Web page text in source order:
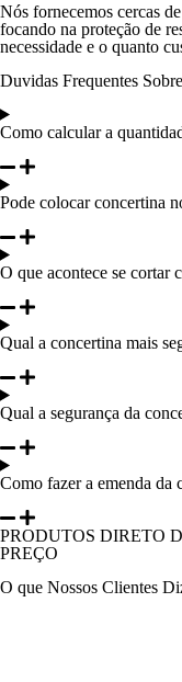
Nós fornecemos cercas
focando na proteção de
necessidade e o quanto
Duvidas Frequentes
Como calcular a
Pode colocar concertina
O que acontece se cortar
Qual a concertina mais
Qual a segurança da
Como fazer a emenda da
PRODUTOS DIRETO
PREÇO
O que Nossos Clientes